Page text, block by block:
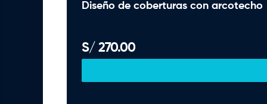
Diseño de coberturas con arcotecho
S/ 270.00